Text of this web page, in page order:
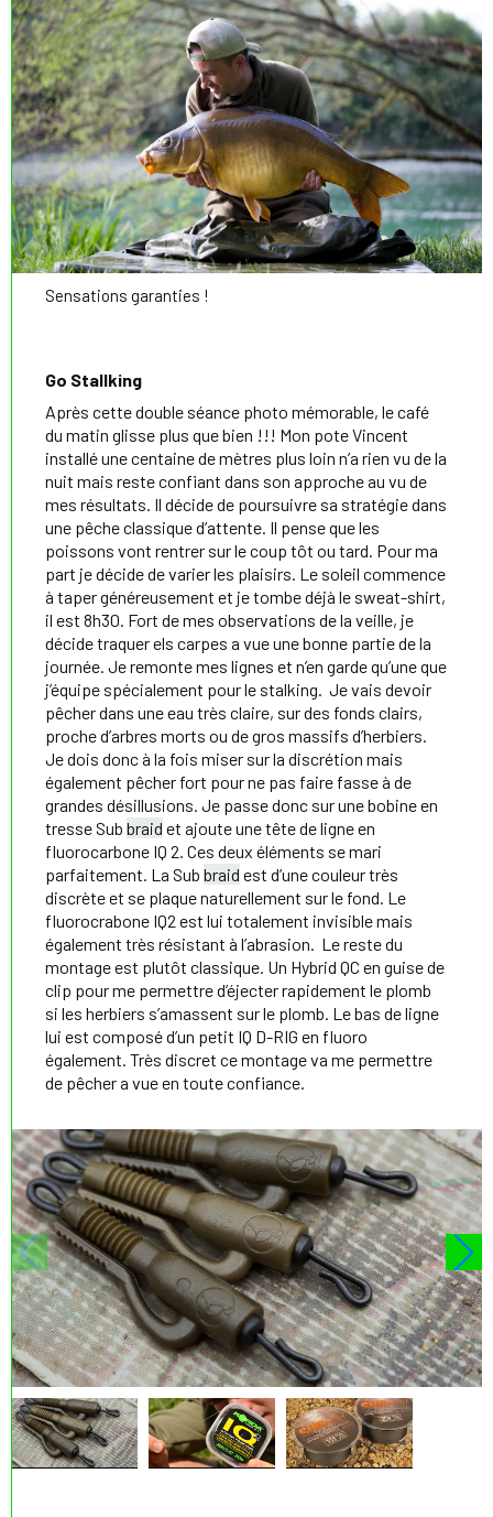
Sensations garanties !
Go Stallking
Après cette double séance photo mémorable, le café
du matin glisse plus que bien !!! Mon pote Vincent
installé une centaine de mètres plus loin n’a rien vu de la
nuit mais reste confiant dans son approche au vu de
mes résultats. Il décide de poursuivre sa stratégie dans
une pêche classique d’attente. Il pense que les
poissons vont rentrer sur le coup tôt ou tard. Pour ma
part je décide de varier les plaisirs. Le soleil commence
à taper généreusement et je tombe déjà le sweat-shirt,
il est 8h30. Fort de mes observations de la veille, je
décide traquer els carpes a vue une bonne partie de la
journée. Je remonte mes lignes et n’en garde qu’une que
j’équipe spécialement pour le stalking. Je vais devoir
pêcher dans une eau très claire, sur des fonds clairs,
proche d’arbres morts ou de gros massifs d’herbiers.
Je dois donc à la fois miser sur la discrétion mais
également pêcher fort pour ne pas faire fasse à de
grandes désillusions. Je passe donc sur une bobine en
tresse Subbraid et ajoute une tête de ligne en
fluorocarbone IQ 2. Ces deux éléments se mari
parfaitement. La Subbraid est d’une couleur très
discrète et se plaque naturellement sur le fond. Le
fluorocrabone IQ2 est lui totalement invisible mais
également très résistant à l’abrasion. Le reste du
montage est plutôt classique. Un Hybrid QC en guise de
clip pour me permettre d’éjecter rapidement le plomb
si les herbiers s’amassent sur le plomb. Le bas de ligne
lui est composé d’un petit IQ D-RIG en fluoro
également. Très discret ce montage va me permettre
de pêcher a vue en toute confiance.